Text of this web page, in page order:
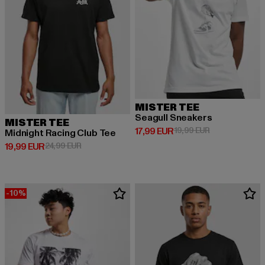
MISTER TEE
Midnight Racing Club Tee
19,99 EUR
Derzeitiger Preis: 19,99 EUR
24,99 EURAktionspreis: 24,99 EUR
MISTER TEE
Seagull Sneakers
17,99 EUR
Derzeitiger Preis: 17,99 EUR
19,99 EURAktionspreis:
-10%